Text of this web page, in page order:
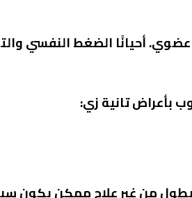
أحيانًا الضغط النفسي
بأعراض تانية زي:
بيطول من غير علاج ممكن يكون